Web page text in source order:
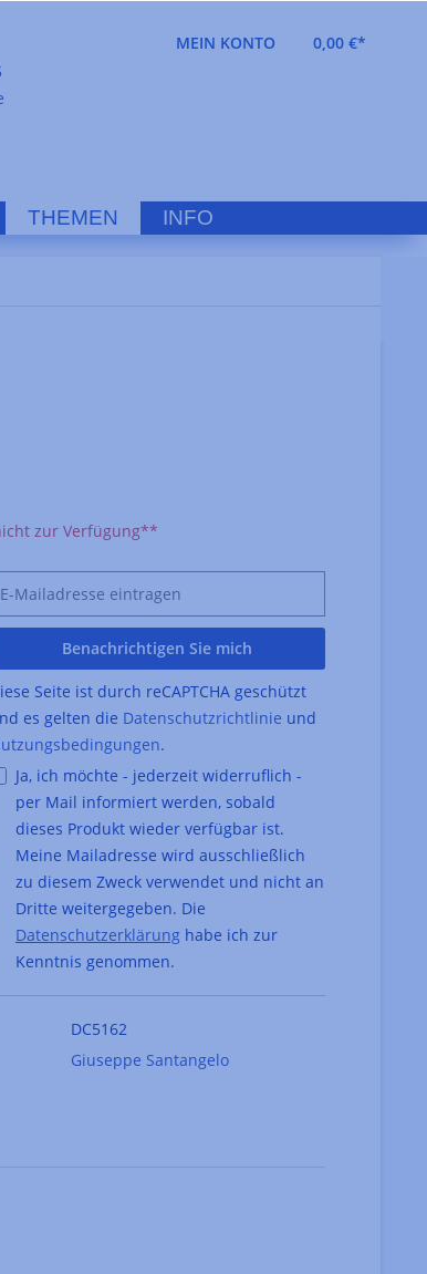
MEIN KONTO
0,00 €*
THEMEN INFO
zur Verfügung**
Benachrichtigen Sie mich
Seite ist durch reCAPTCHA geschützt
es gelten die Datenschutzrichtlinie und
.
Ja, ich möchte - jederzeit widerruflich -
per Mail informiert werden, sobald
dieses Produkt wieder verfügbar ist.
Meine Mailadresse wird ausschließlich
zu diesem Zweck verwendet und nicht an
Dritte weitergegeben. Die
Datenschutzerklärunghabe ich zur
Kenntnis genommen.
DC5162
Giuseppe Santangelo